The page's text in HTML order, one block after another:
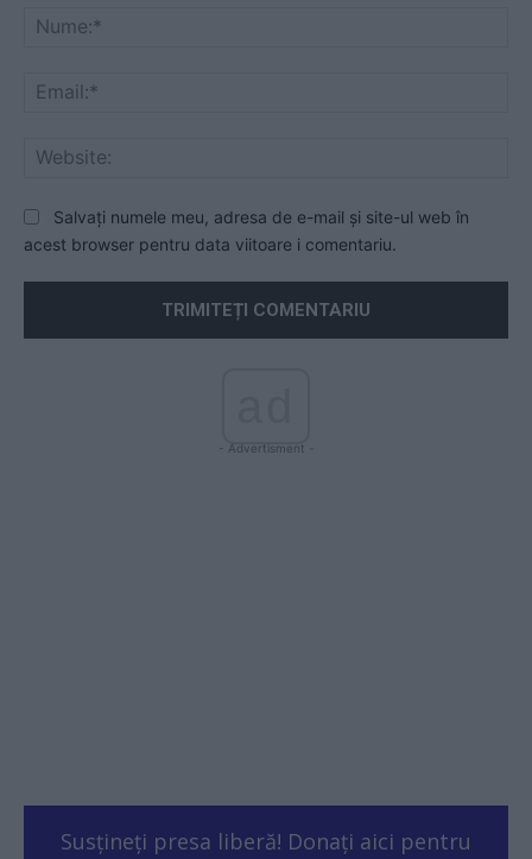
Salvați numele meu, adresa de e-mail și site-ul web în
acest browser pentru data viitoare i comentariu.
- Advertisment -
Susțineți presa liberă! Donați aici pentru